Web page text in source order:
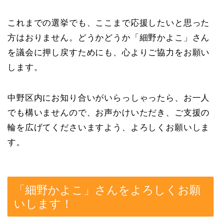
これまでの選挙でも、ここまで応援したいと思った
方はおりません。どうかどうか「細野かよこ」さん
を議会に押し戻すためにも、心よりご協力をお願い
します。
中野区内にお知り合いがいらっしゃったら、お一人
でも構いませんので、お声かけいただき、ご支援の
輪を広げてくださいますよう、よろしくお願いしま
す。
「細野かよこ」さんをよろしくお願
いします！